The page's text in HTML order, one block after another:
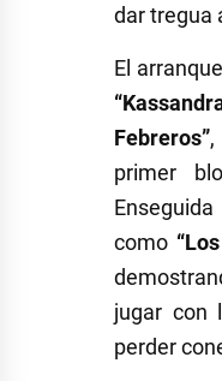
dar tregua
El
Febreros”,
primer
como
jugar con
perder